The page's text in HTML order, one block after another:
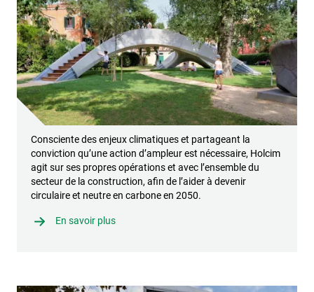
Consciente des enjeux climatiques et partageant la
conviction qu’une action d’ampleur est nécessaire, Holcim
agit sur ses propres opérations et avec l’ensemble du
secteur de la construction, afin de l’aider à devenir
circulaire et neutre en carbone en 2050.
En savoir plus